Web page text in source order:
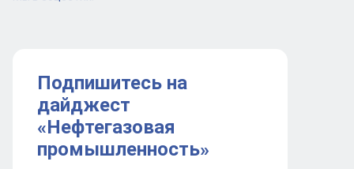
Подпишитесь на
дайджест
«Нефтегазовая
промышленность»